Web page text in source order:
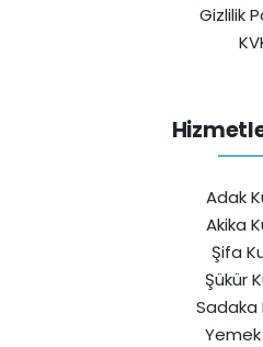
Gizlilik
Adak
Akika
Şifa
Şükür
Sadaka
Yemek